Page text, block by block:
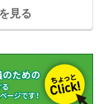
宿線・埼京線・
来、池袋・新宿・
学・城西大学・東
多くご用意して
★☆スタッフ一
見る